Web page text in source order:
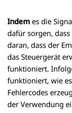
Indem es die
dafür sorgen,
daran, dass der
das Steuergerät
funktioniert.
funktioniert, wie
Fehlercodes
der Verwendung